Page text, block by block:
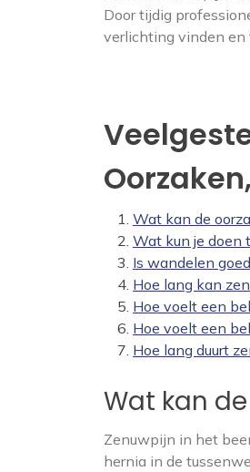
Door tijdig
verlichting vinden en
Wat kan de
Wat kun je doen
Is wandelen
Hoe lang kan
Hoe voelt een
Hoe voelt een
Hoe lang duurt
Wat kan
Zenuwpijn in het
hernia in de